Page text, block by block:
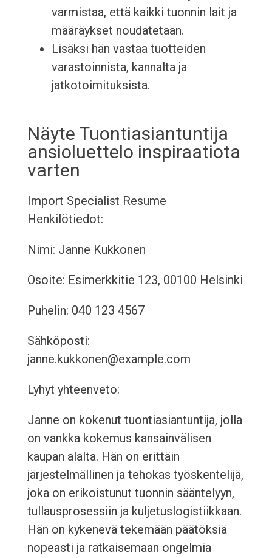
varmistaa, että kaikki tuonnin lait ja
määräykset noudatetaan.
Lisäksi hän vastaa tuotteiden
varastoinnista, kannalta ja
jatkotoimituksista.
Näyte Tuontiasiantuntija
ansioluettelo inspiraatiota
varten
Import Specialist Resume
Henkilötiedot:
Nimi: Janne Kukkonen
Osoite: Esimerkkitie 123, 00100 Helsinki
Puhelin: 040 123 4567
Sähköposti:
janne.kukkonen@example.com
Lyhyt yhteenveto:
Janne on kokenut tuontiasiantuntija, jolla
on vankka kokemus kansainvälisen
kaupan alalta. Hän on erittäin
järjestelmällinen ja tehokas työskentelijä,
joka on erikoistunut tuonnin sääntelyyn,
tullausprosessiin ja kuljetuslogistiikkaan.
Hän on kykenevä tekemään päätöksiä
nopeasti ja ratkaisemaan ongelmia